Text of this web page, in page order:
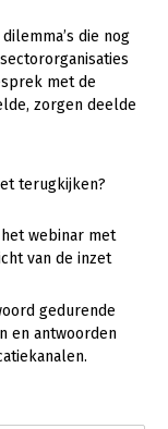
die nog
met de
zorgen deelde
terugkijken?
webinar met
van de inzet
gedurende
en antwoorden